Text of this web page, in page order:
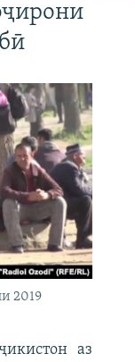
2019
аз